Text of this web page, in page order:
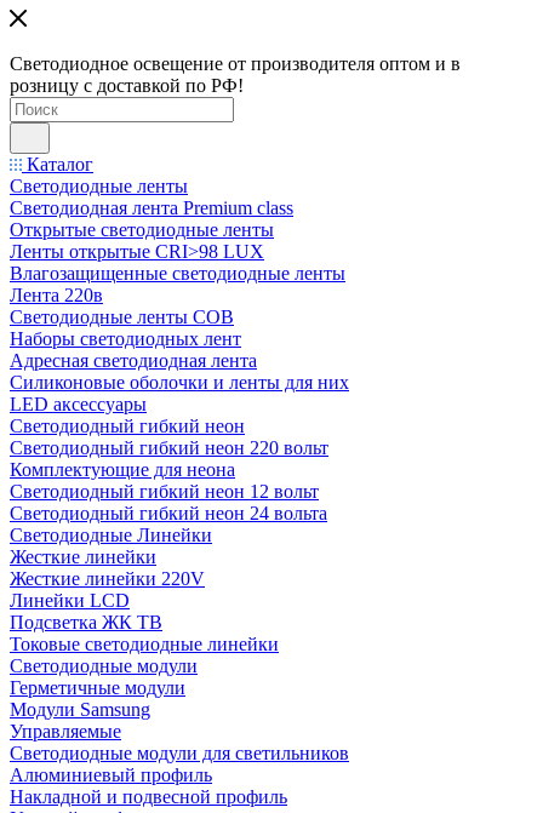
Светодиодное освещение от производителя оптом и в
розницу с доставкой по РФ!
Каталог
Светодиодные ленты
Светодиодная лента Premium class
Открытые светодиодные ленты
Ленты открытые CRI>98 LUX
Влагозащищенные светодиодные ленты
Лента 220в
Светодиодные ленты COB
Наборы светодиодных лент
Адресная светодиодная лента
Силиконовые оболочки и ленты для них
LED аксессуары
Светодиодный гибкий неон
Светодиодный гибкий неон 220 вольт
Комплектующие для неона
Светодиодный гибкий неон 12 вольт
Светодиодный гибкий неон 24 вольта
Светодиодные Линейки
Жесткие линейки
Жесткие линейки 220V
Линейки LCD
Подсветка ЖК ТВ
Токовые светодиодные линейки
Светодиодные модули
Герметичные модули
Модули Samsung
Управляемые
Светодиодные модули для светильников
Алюминиевый профиль
Накладной и подвесной профиль